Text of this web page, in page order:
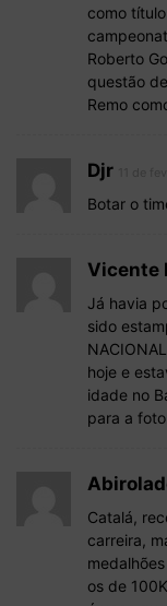
como
Roberto
questão
Remo
Djr
Botar o
Vicente
Já havia
sido
hoje e
idade no
para a
Catalá,
carreira,
os de